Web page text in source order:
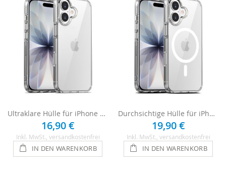
Ultraklare Hülle für iPhone 17 Handyhülle Case - Transparent
16,90 €
Inkl. MwSt. , versandkostenfrei
IN DEN WARENKORB
Durchsichtige Hülle für iPhone 17 MagSafe kompatibel Transparent
19,90 €
Inkl. MwSt. , versandkostenfrei
IN DEN WARENKORB